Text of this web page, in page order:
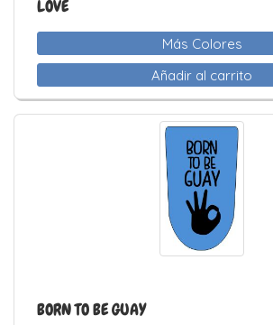
LOVE
Más Colores
Añadir al carrito
BORN TO BE GUAY